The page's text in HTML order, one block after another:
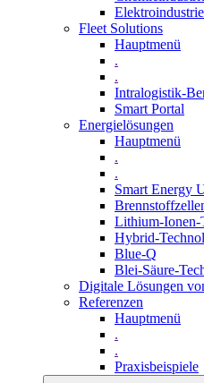
Elektroindustrie
Fleet Solutions
Hauptmenü
.
.
Intralogistik-
Smart Portal
Energielösungen
Hauptmenü
.
.
Smart Energy
Lithium-Ionen-
Hybrid-
Blue-Q
Blei-Säure-
Digitale Lösungen
Referenzen
Hauptmenü
.
.
Praxisbeispiele